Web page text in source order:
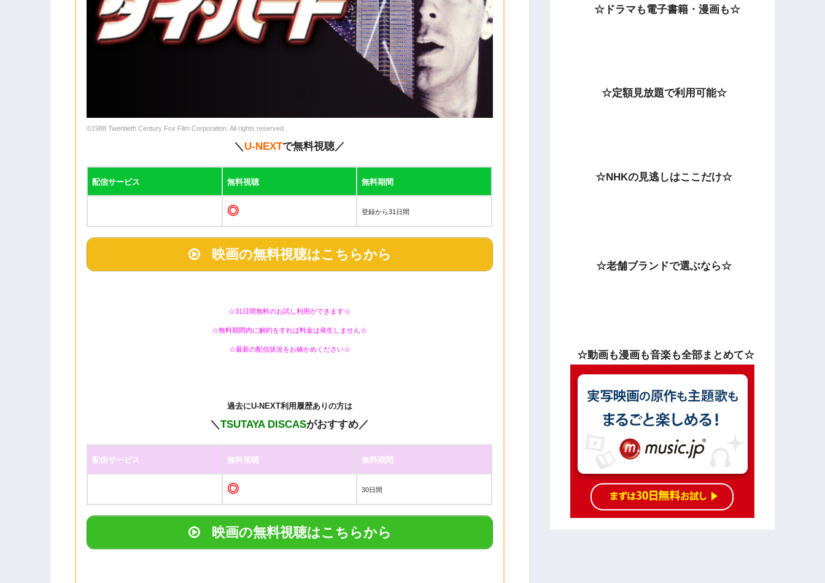
©1988 Twentieth Century Fox Film Corporation. All rights reserved.
＼ U-NEXTで無料視聴／
配信サービス 無料視聴 無料期間
◎ 登録から31日間
映画の無料視聴はこちらから
☆31日間無料のお試し利用ができます☆
☆無料期間内に解約をすれば料金は発生しません☆
☆最新の配信状況をお確かめください☆
過去にU-NEXT利用履歴ありの方は
＼TSUTAYA DISCASがおすすめ／
配信サービス 無料視聴 無料期間
◎ 30日間
映画の無料視聴はこちらから
☆ドラマも電子書籍・漫画も☆
☆定額見放題で利用可能☆
☆NHKの見逃しはここだけ☆
☆老舗ブランドで選ぶなら☆
☆動画も漫画も音楽も全部まとめて☆